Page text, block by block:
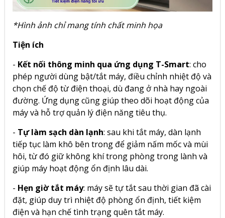
*Hình ảnh chỉ mang tính chất minh họa
Tiện ích
- Kết nối thông minh qua ứng dụng T-Smart: cho
phép người dùng bật/tắt máy, điều chỉnh nhiệt độ và
chọn chế độ từ điện thoại, dù đang ở nhà hay ngoài
đường. Ứng dụng cũng giúp theo dõi hoạt động của
máy và hỗ trợ quản lý điện năng tiêu thụ.
- Tự làm sạch dàn lạnh: sau khi tắt máy, dàn lạnh
tiếp tục làm khô bên trong để giảm nấm mốc và mùi
hôi, từ đó giữ không khí trong phòng trong lành và
giúp máy hoạt động ổn định lâu dài.
- Hẹn giờ tắt máy: máy sẽ tự tắt sau thời gian đã cài
đặt, giúp duy trì nhiệt độ phòng ổn định, tiết kiệm
điện và hạn chế tình trạng quên tắt máy.